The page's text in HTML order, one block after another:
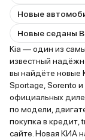
Новые седаны
Kia — один из
известный
вы найдёте новые
Sportage, Sorento
официальных
по модели,
покупка в
сайте. Новая КИА